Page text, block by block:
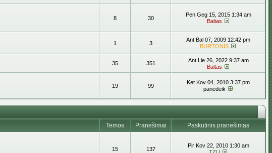
8 30
Pen Geg 15, 2015 1:34 am
Baltas
1 3
Ant Bal 07, 2009 12:42 pm
BURTONIS
35 351
Ant Lie 26, 2022 9:37 am
Baltas
19 99
Ket Kov 04, 2010 3:37 pm
panedeik
Temos Pranešimai
Paskutinis pranešimas
15 137
Pir Kov 22, 2010 1:30 am